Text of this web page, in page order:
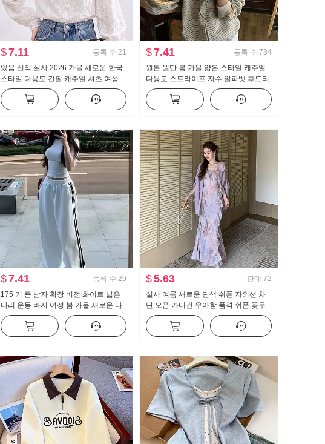
$7.11 등록 수 21
있음 선적 실사 2026 가을 새로운 한국
스타일 다용도 긴팔 캐주얼 셔츠 여성
셔츠
$7.41 등록 수 734
원본 원단 봄 가을 얇은 스타일 캐주얼
다용도 스트라이프 자수 알파벳 후드티
재킷
$7.41 등록 수 29
175 키 큰 남자 확장 버전 화이트 넓은
다리 운동 바지 여성 봄 가을 새로운 다
용도 스트라이프 캐주얼 바닥 청소 바지
$5.63 판매 72
실사 여름 새로운 단색 쉬폰 자외선 차
단 오픈 가디건 우아함 품격 쉬폰 꽃무
늬 여성 드레스 투피스 세트